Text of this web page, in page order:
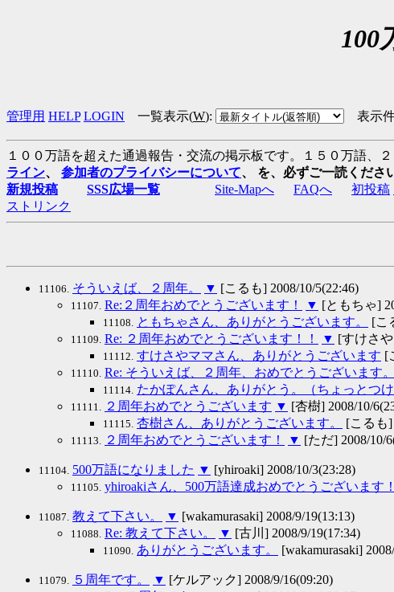
100
管理用 HELP LOGIN 一覧表示(W): 表示
１００万語を超えた通過報告・交流の掲示板です。１５０万語、
ライン、 参加者のプライバシーについて、 を、必ずご一読くださ
新規投稿
SSS広場一覧 Site-Mapへ FAQへ 初投稿
ストリンク
11106. そういえば、２周年。 ▼ [こるも] 2008/10/5(22:46)
11107. Re:２周年おめでとうございます！ ▼ [ともちゃ]
11108. ともちゃさん、ありがとうございます。 [こ
11109. Re: ２周年おめでとうございます！！ ▼ [すけさや
11112. すけさやママさん、ありがとうございます [
11110. Re: そういえば、２周年、おめでとうございます。
11114. たかぽんさん、ありがとう。（ちょっとつけ
11111. ２周年おめでとうございます ▼ [杏樹] 2008/10/
11115. 杏樹さん、ありがとうございます。 [こるも]
11113. ２周年おめでとうございます！ ▼ [ただ] 2008/10/
11104. 500万語になりました ▼ [yhiroaki] 2008/10/3(23:28)
11105. yhiroakiさん、500万語達成おめでとうございます
11087. 教えて下さい。 ▼ [wakamurasaki] 2008/9/19(13:13)
11088. Re: 教えて下さい。 ▼ [古川] 2008/9/19(17:34)
11090. ありがとうございます。 [wakamurasaki]
11079. ５周年です。 ▼ [ケルアック] 2008/9/16(09:20)